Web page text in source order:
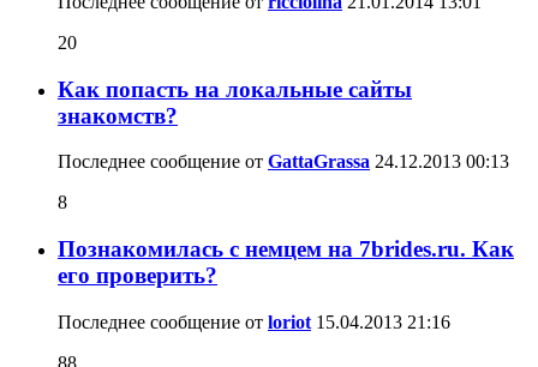
20
Как попасть на локальные сайты
знакомств?
Последнее сообщение от GattaGrassa 24.12.2013 00:13
8
Познакомилась с немцем на 7brides.ru. Как
его проверить?
Последнее сообщение от loriot 15.04.2013 21:16
88